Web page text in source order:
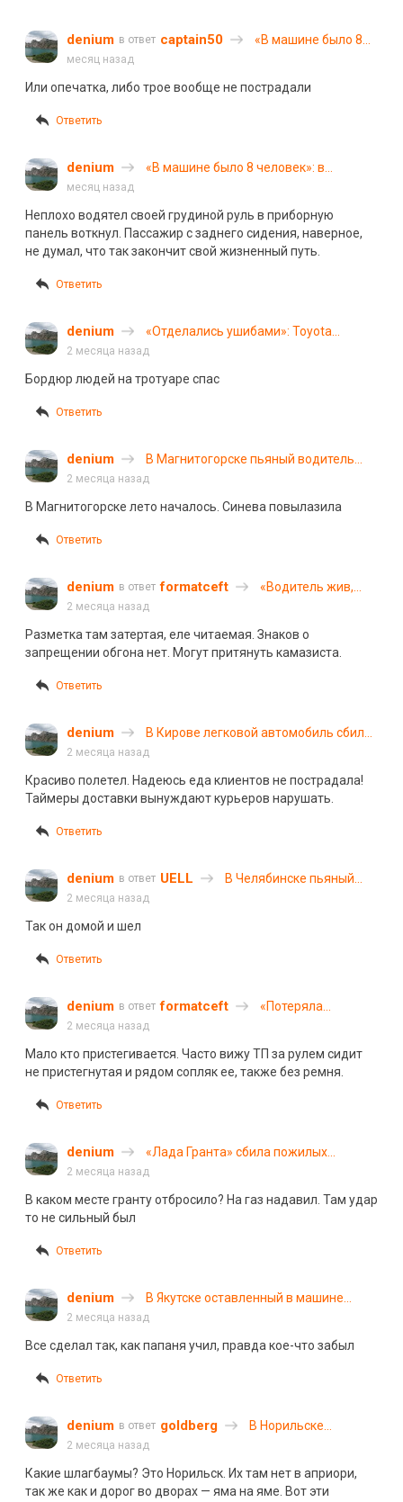
denium в ответ captain50
«В машине было 8
Kia Rio врезалась в
месяц назад
Или опечатка, либо трое вообще не пострадали
Ответить
denium
«В машине было 8 человек»: в
месяц назад
Неплохо водятел своей грудиной руль в приборную
панель воткнул. Пассажир с заднего сидения, наверное,
не думал, что так закончит свой жизненный путь.
Ответить
denium
«Отделались ушибами»: Toyota
перевернулась в Петербурге
2 месяца назад
Бордюр людей на тротуаре спас
Ответить
denium
В Магнитогорске пьяный водитель
сбил троих пешеходов и скрылся
2 месяца назад
В Магнитогорске лето началось. Синева повылазила
Ответить
denium в ответ formatceft
«Водитель жив,
Иркутской области
автомобиль
2 месяца назад
Разметка там затертая, еле читаемая. Знаков о
запрещении обгона нет. Могут притянуть камазиста.
Ответить
denium
В Кирове легковой автомобиль сбил
курьера на электросамокате
2 месяца назад
Красиво полетел. Надеюсь еда клиентов не пострадала!
Таймеры доставки вынуждают курьеров нарушать.
Ответить
denium в ответ UELL
В Челябинске пьяный
2 месяца назад
Так он домой и шел
Ответить
denium в ответ formatceft
«Потеряла
автомобиля лоб в
лоб столкнулись в
2 месяца назад
Мало кто пристегивается. Часто вижу ТП за рулем сидит
не пристегнутая и рядом сопляк ее, также без ремня.
Ответить
denium
«Лада Гранта» сбила пожилых
пешеходов в результате ДТП на
2 месяца назад
В каком месте гранту отбросило? На газ надавил. Там удар
то не сильный был
Ответить
denium
В Якутске оставленный в машине
ребенок сел за руль и устроил ДТП
2 месяца назад
Все сделал так, как папаня учил, правда кое-что забыл
Ответить
denium в ответ goldberg
В Норильске
участием
подростков на
2 месяца назад
Какие шлагбаумы? Это Норильск. Их там нет в априори,
так же как и дорог во дворах — яма на яме. Вот эти